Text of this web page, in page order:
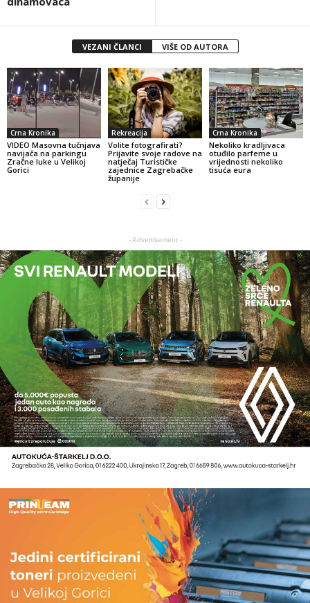
VEZANI ČLANCI VIŠE OD AUTORA
Crna Kronika
VIDEO Masovna tučnjava
navijača na parkingu
Zračne luke u Velikoj
Gorici
Rekreacija
Volite fotografirati?
Prijavite svoje radove na
natječaj Turističke
zajednice Zagrebačke
županije
Crna Kronika
Nekoliko kradljivaca
otuđilo parfeme u
vrijednosti nekoliko
tisuća eura
- Advertisement -